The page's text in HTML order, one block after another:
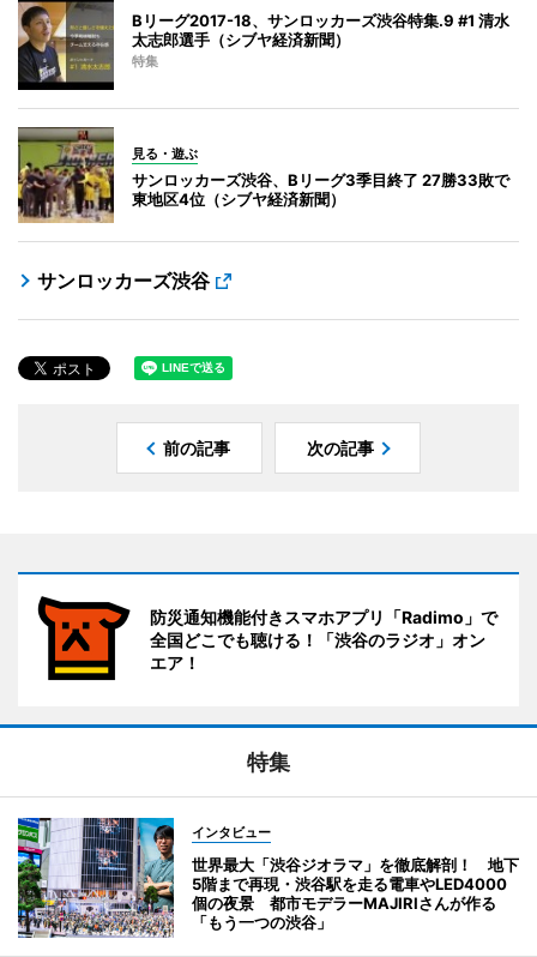
Bリーグ2017-18、サンロッカーズ渋谷特集.9 #1 清水
太志郎選手（シブヤ経済新聞）
特集
見る・遊ぶ
サンロッカーズ渋谷、Bリーグ3季目終了 27勝33敗で
東地区4位（シブヤ経済新聞）
サンロッカーズ渋谷
前の記事 次の記事
防災通知機能付きスマホアプリ「Radimo」で
全国どこでも聴ける！「渋谷のラジオ」オン
エア！
特集
インタビュー
世界最大「渋谷ジオラマ」を徹底解剖！ 地下
5階まで再現・渋谷駅を走る電車やLED4000
個の夜景 都市モデラーMAJIRIさんが作る
「もう一つの渋谷」